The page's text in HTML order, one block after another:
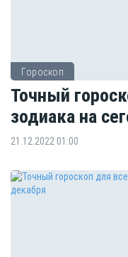
Гороскоп
Точный
зодиака на
21.12.2022 01:00